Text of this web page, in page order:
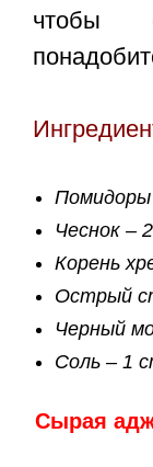
чтобы
Помидоры
Чеснок –
Корень
Острый
Черный
Соль – 1
Сырая